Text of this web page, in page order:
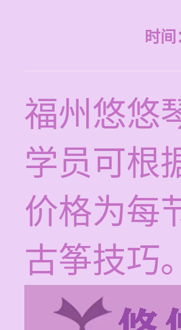
时间
福州悠悠
学员可根
价格为每
古筝技巧。